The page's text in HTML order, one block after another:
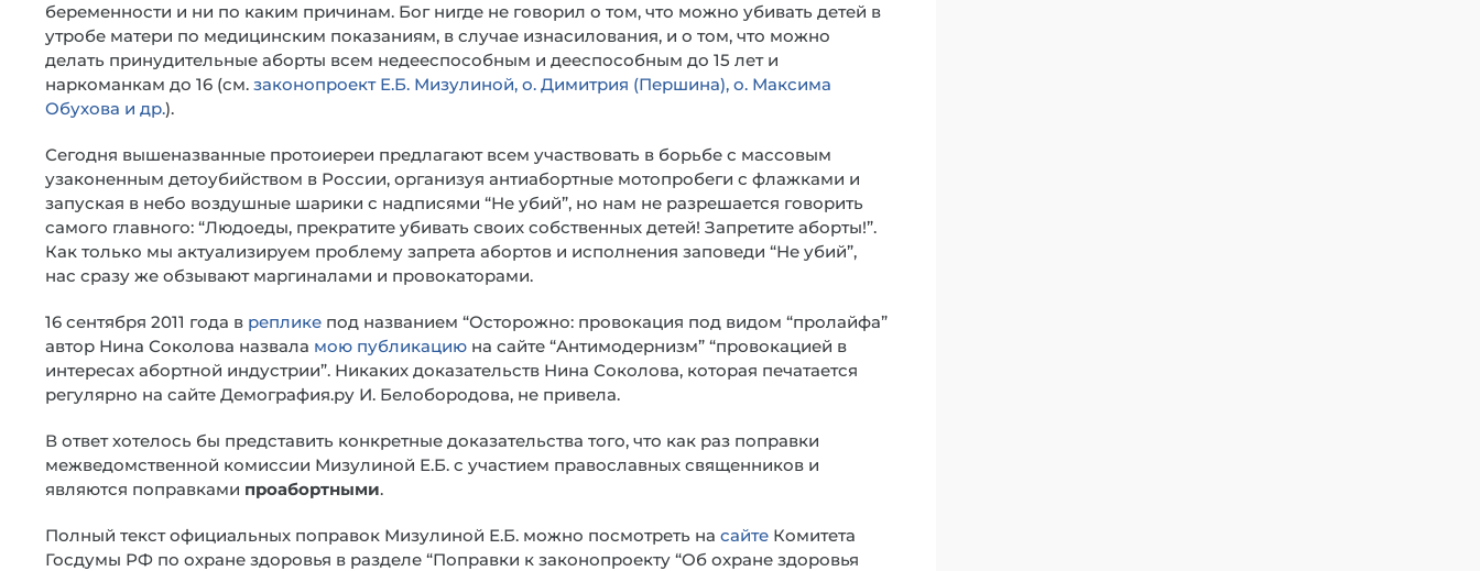
беременности и ни по каким причинам. Бог нигде не говорил о том, что можно убивать детей в
утробе матери по медицинским показаниям, в случае изнасилования, и о том, что можно
делать принудительные аборты всем недееспособным и дееспособным до 15 лет и
наркоманкам до 16 (см. законопроект Е.Б. Мизулиной, о. Димитрия (Першина), о. Максима
Обухова и др.).
Сегодня вышеназванные протоиереи предлагают всем участвовать в борьбе с массовым
узаконенным детоубийством в России, организуя антиабортные мотопробеги с флажками и
запуская в небо воздушные шарики с надписями “Не убий”, но нам не разрешается говорить
самого главного: “Людоеды, прекратите убивать своих собственных детей! Запретите аборты!”.
Как только мы актуализируем проблему запрета абортов и исполнения заповеди “Не убий”,
нас сразу же обзывают маргиналами и провокаторами.
16 сентября 2011 года в реплике под названием “Осторожно: провокация под видом “пролайфа”
автор Нина Соколова назвала мою публикацию на сайте “Антимодернизм” “провокацией в
интересах абортной индустрии”. Никаких доказательств Нина Соколова, которая печатается
регулярно на сайте Демография.ру И. Белобородова, не привела.
В ответ хотелось бы представить конкретные доказательства того, что как раз поправки
межведомственной комиссии Мизулиной Е.Б. с участием православных священников и
являются поправками проабортными.
Полный текст официальных поправок Мизулиной Е.Б. можно посмотреть на сайте Комитета
Госдумы РФ по охране здоровья в разделе “Поправки к законопроекту “Об охране здоровья